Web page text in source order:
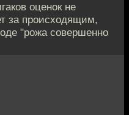
оценок не
за происходящим,
"рожа совершенно